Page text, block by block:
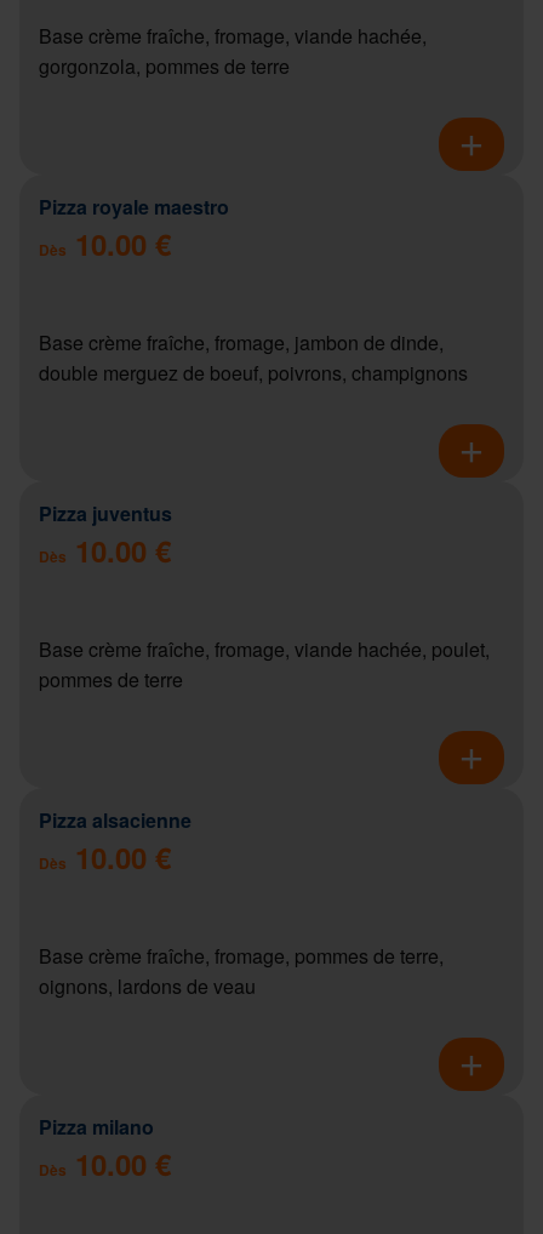
Base crème fraîche, fromage, viande hachée,
gorgonzola, pommes de terre
Pizza royale maestro
Dès 10.00 €
Base crème fraîche, fromage, jambon de dinde,
double merguez de boeuf, poivrons, champignons
Pizza juventus
Dès 10.00 €
Base crème fraîche, fromage, viande hachée, poulet,
pommes de terre
Pizza alsacienne
Dès 10.00 €
Base crème fraîche, fromage, pommes de terre,
oignons, lardons de veau
Pizza milano
Dès 10.00 €